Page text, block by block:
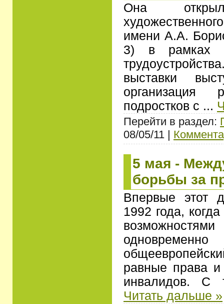
Она
имени А.А.
3) в рамках
выставки
организация
подростков с ...
Перейти в раздел:
08/05/11 |
5 мая -
борьбы за
Впервые этот
1992 года,
равные права и
инвалидов. С
Читать дальше »